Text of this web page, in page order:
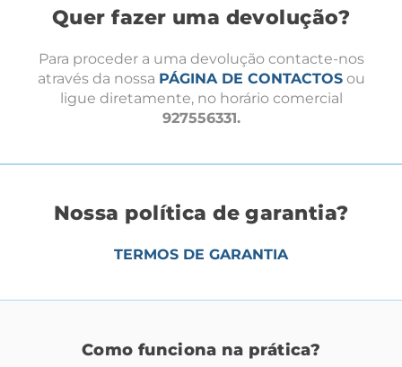
Quer fazer uma devolução?
Para proceder a uma devolução contacte-nos
através da nossa PÁGINA DE CONTACTOSou
ligue diretamente, no horário comercial
927556331.
Nossa política de garantia?
TERMOS DE GARANTIA
Como funciona na prática?